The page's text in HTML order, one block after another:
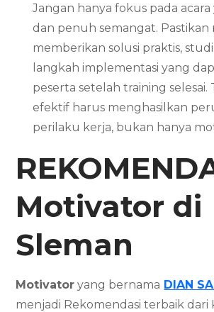
Jangan hanya fokus pada
dan penuh semangat. Pastikan
memberikan solusi praktis, studi
langkah implementasi yang
peserta setelah training selesai.
efektif harus menghasilkan
perilaku kerja, bukan hanya
Motivator di
Sleman
Motivator yang bernama DIAN
menjadi Rekomendasi terbaik dari